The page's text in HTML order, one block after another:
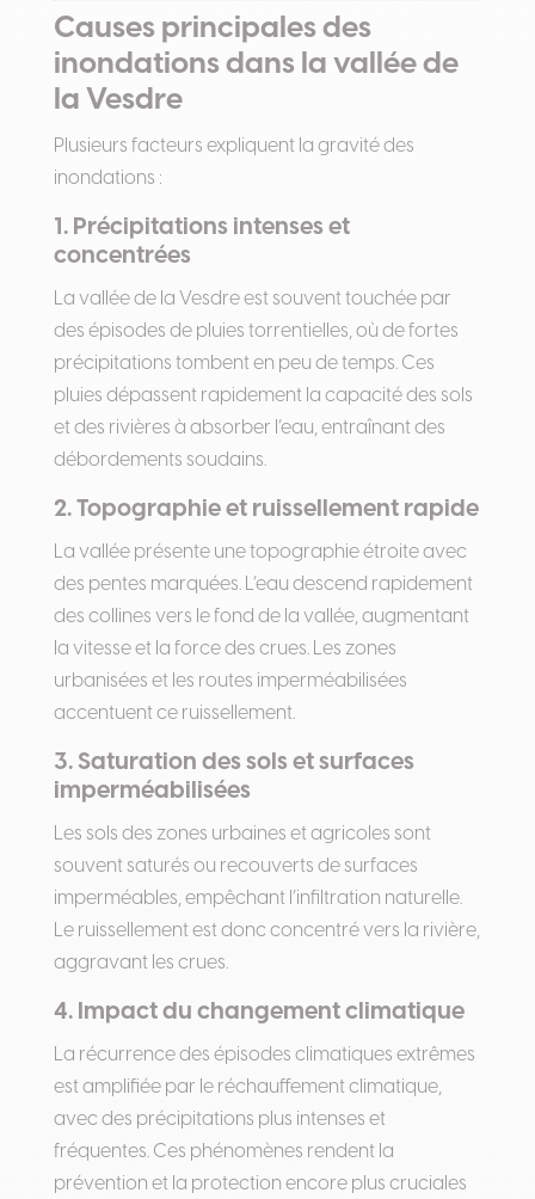
Causes principales des
inondations dans la vallée de
la Vesdre
Plusieurs facteurs expliquent la gravité des
inondations :
1. Précipitations intenses et
concentrées
La vallée de la Vesdre est souvent touchée par
des épisodes de pluies torrentielles, où de fortes
précipitations tombent en peu de temps. Ces
pluies dépassent rapidement la capacité des sols
et des rivières à absorber l’eau, entraînant des
débordements soudains.
2. Topographie et ruissellement rapide
La vallée présente une topographie étroite avec
des pentes marquées. L’eau descend rapidement
des collines vers le fond de la vallée, augmentant
la vitesse et la force des crues. Les zones
urbanisées et les routes imperméabilisées
accentuent ce ruissellement.
3. Saturation des sols et surfaces
imperméabilisées
Les sols des zones urbaines et agricoles sont
souvent saturés ou recouverts de surfaces
imperméables, empêchant l’infiltration naturelle.
Le ruissellement est donc concentré vers la rivière,
aggravant les crues.
4. Impact du changement climatique
La récurrence des épisodes climatiques extrêmes
est amplifiée par le réchauffement climatique,
avec des précipitations plus intenses et
fréquentes. Ces phénomènes rendent la
prévention et la protection encore plus cruciales